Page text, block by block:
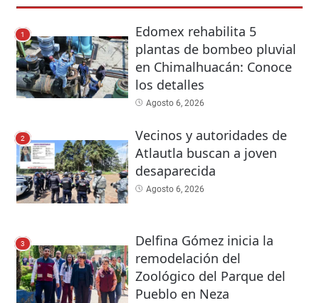
1
Edomex rehabilita 5
plantas de bombeo pluvial
en Chimalhuacán: Conoce
los detalles
Agosto 6, 2026
2
Vecinos y autoridades de
Atlautla buscan a joven
desaparecida
Agosto 6, 2026
3
Delfina Gómez inicia la
remodelación del
Zoológico del Parque del
Pueblo en Neza